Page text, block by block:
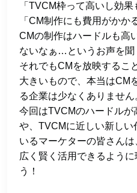
「TVCM枠って高いし効
「CM制作にも費用がかか
CMの制作はハードルも高
ないなぁ…というお声を聞
それでもCMを放映するこ
大きいもので、本当はCM
る企業は少なくありません
今回はTVCMのハードルが
や、TVCMに近しい新しい
いるマーケターの皆さん
広く賢く活用できるよう
う！